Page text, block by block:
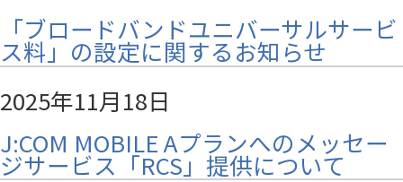
「ブロードバンドユニバーサルサービ
ス料」の設定に関するお知らせ
2025年11月18日
J:COM MOBILE Aプランへのメッセー
ジサービス「RCS」提供について